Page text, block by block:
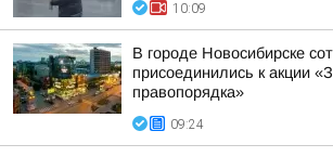
10:09
В городе Новосибирске
присоединились к акции
правопорядка»
09:24